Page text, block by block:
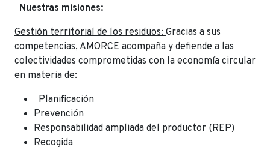
Nuestras misiones:
Gestión territorial de los residuos: Gracias a sus
competencias, AMORCE acompaña y defiende a las
colectividades comprometidas con la economía circular
en materia de:
Planificación
Prevención
Responsabilidad ampliada del productor (REP)
Recogida